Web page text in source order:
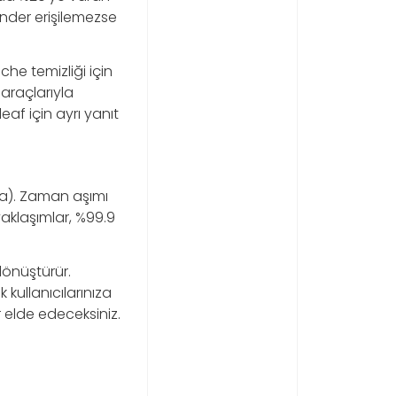
erişilemezse
temizliği için
için ayrı yanıt
Zaman aşımı
%99.9
edeceksiniz.